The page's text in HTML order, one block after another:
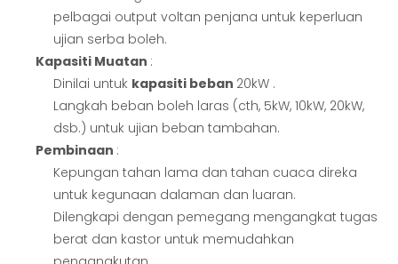
pelbagai output voltan penjana untuk keperluan
ujian serba boleh.
Kapasiti Muatan :
Dinilai untuk kapasiti beban 20kW .
Langkah beban boleh laras (cth, 5kW, 10kW, 20kW,
dsb.) untuk ujian beban tambahan.
Pembinaan :
Kepungan tahan lama dan tahan cuaca direka
untuk kegunaan dalaman dan luaran.
Dilengkapi dengan pemegang mengangkat tugas
berat dan kastor untuk memudahkan